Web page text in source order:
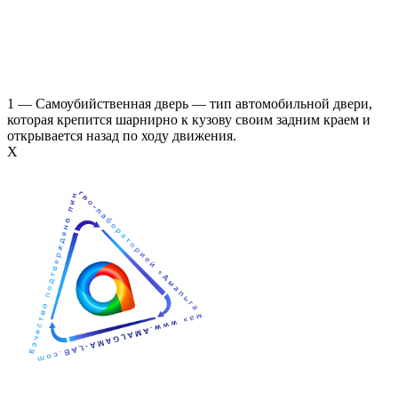
1 — Самоубийственная дверь — тип автомобильной двери,
которая крепится шарнирно к кузову своим задним краем и
открывается назад по ходу движения.
Х